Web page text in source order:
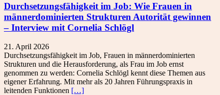
Durchsetzungsfähigkeit im Job: Wie Frauen in
männerdominierten Strukturen Autorität gewinnen
– Interview mit Cornelia Schlögl
21. April 2026
Durchsetzungsfähigkeit im Job, Frauen in männerdominierten
Strukturen und die Herausforderung, als Frau im Job ernst
genommen zu werden: Cornelia Schlögl kennt diese Themen aus
eigener Erfahrung. Mit mehr als 20 Jahren Führungspraxis in
leitenden Funktionen […]